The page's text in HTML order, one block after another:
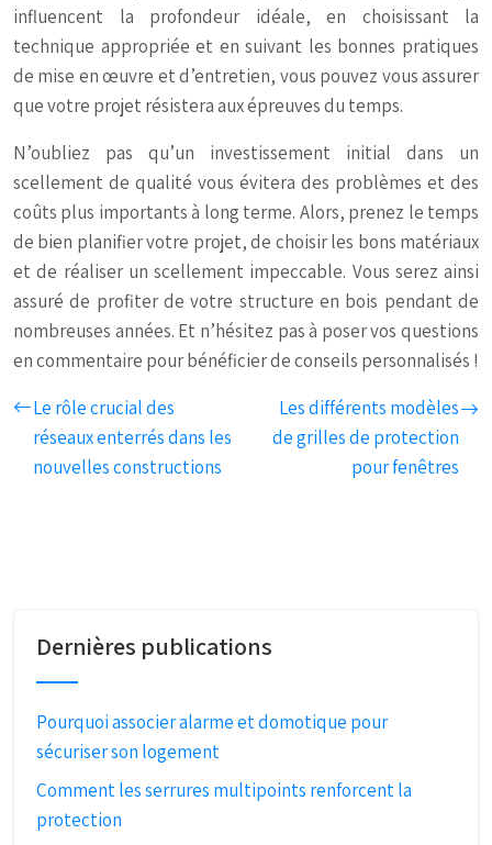
influencent la profondeur idéale, en choisissant la
technique appropriée et en suivant les bonnes pratiques
de mise en œuvre et d’entretien, vous pouvez vous assurer
que votre projet résistera aux épreuves du temps.
N’oubliez pas qu’un investissement initial dans un
scellement de qualité vous évitera des problèmes et des
coûts plus importants à long terme. Alors, prenez le temps
de bien planifier votre projet, de choisir les bons matériaux
et de réaliser un scellement impeccable. Vous serez ainsi
assuré de profiter de votre structure en bois pendant de
nombreuses années. Et n’hésitez pas à poser vos questions
en commentaire pour bénéficier de conseils personnalisés !
Le rôle crucial des
réseaux enterrés dans les
nouvelles constructions
Les différents modèles
de grilles de protection
pour fenêtres
Dernières publications
Pourquoi associer alarme et domotique pour
sécuriser son logement
Comment les serrures multipoints renforcent la
protection